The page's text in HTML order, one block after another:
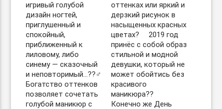
игривый голубой
дизайн ногтей,
приглушенный и
спокойный,
приближенный к
лиловому, либо
синему — сказочный
и неповторимый…??‍♂️
Богатство оттенков
позволяет сочетать
голубой маникюр с
оттенках или яркий и
дерзкий рисунок в
насыщенных красных
цветах? ⠀ 2019 год
принёс с собой образ
стильной и модной
девушки, который не
может обойтись без
красивого
маникюра?? ⠀
Конечно же День